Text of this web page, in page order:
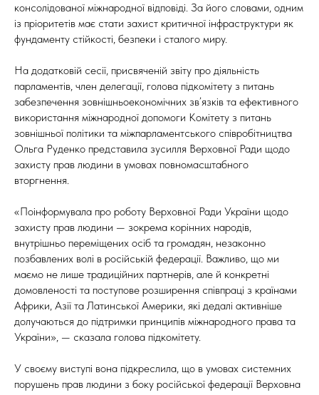
консолідованої міжнародної відповіді. За його словами, одним
із пріоритетів має стати захист критичної інфраструктури як
фундаменту стійкості, безпеки і сталого миру.
На додатковій сесії, присвяченій звіту про діяльність
парламентів, член делегації, голова підкомітету з питань
забезпечення зовнішньоекономічних зв’язків та ефективного
використання міжнародної допомоги Комітету з питань
зовнішньої політики та міжпарламентського співробітництва
Ольга Руденко представила зусилля Верховної Ради щодо
захисту прав людини в умовах повномасштабного
вторгнення.
«Поінформувала про роботу Верховної Ради України щодо
захисту прав людини — зокрема корінних народів,
внутрішньо переміщених осіб та громадян, незаконно
позбавлених волі в російській федерації. Важливо, що ми
маємо не лише традиційних партнерів, але й конкретні
домовленості та поступове розширення співпраці з країнами
Африки, Азії та Латинської Америки, які дедалі активніше
долучаються до підтримки принципів міжнародного права та
України», — сказала голова підкомітету.
У своєму виступі вона підкреслила, що в умовах системних
порушень прав людини з боку російської федерації Верховна